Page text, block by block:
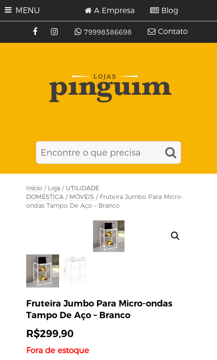
MENU
79998386698
A Empresa Blog
Contato
Início / Loja / UTILIDADE
DOMÉSTICA / MÓVEIS / Fruteira Jumbo Para Micro-
ondas Tampo De Aço – Branco
Fruteira Jumbo Para Micro-ondas
Tampo De Aço – Branco
R$299,90
Fora de estoque